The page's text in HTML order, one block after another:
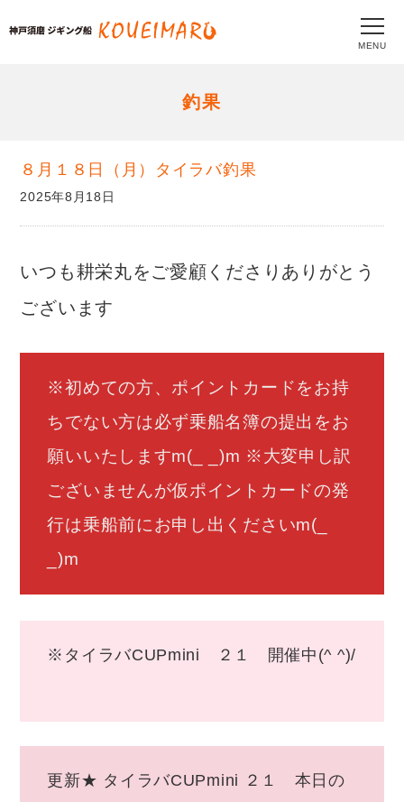
MENU
釣果
８月１８日（月）タイラバ釣果
2025年8月18日
いつも耕栄丸をご愛顧くださりありがとう
ございます
※初めての方、ポイントカードをお持
ちでない方は必ず乗船名簿の提出をお
願いいたしますm(_ _)m ※大変申し訳
ございませんが仮ポイントカードの発
行は乗船前にお申し出くださいm(_
_)m
※タイラバCUPmini ２１ 開催中(^ ^)/
更新★ タイラバCUPmini ２１ 本日の